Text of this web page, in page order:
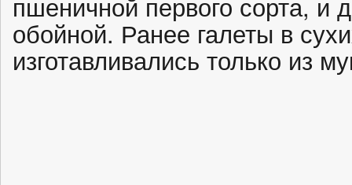
обойной. Ранее галеты в
изготавливались только из